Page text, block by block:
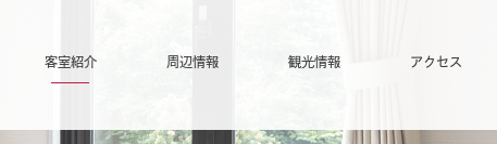
客室紹介 周辺情報 観光情報 アクセス